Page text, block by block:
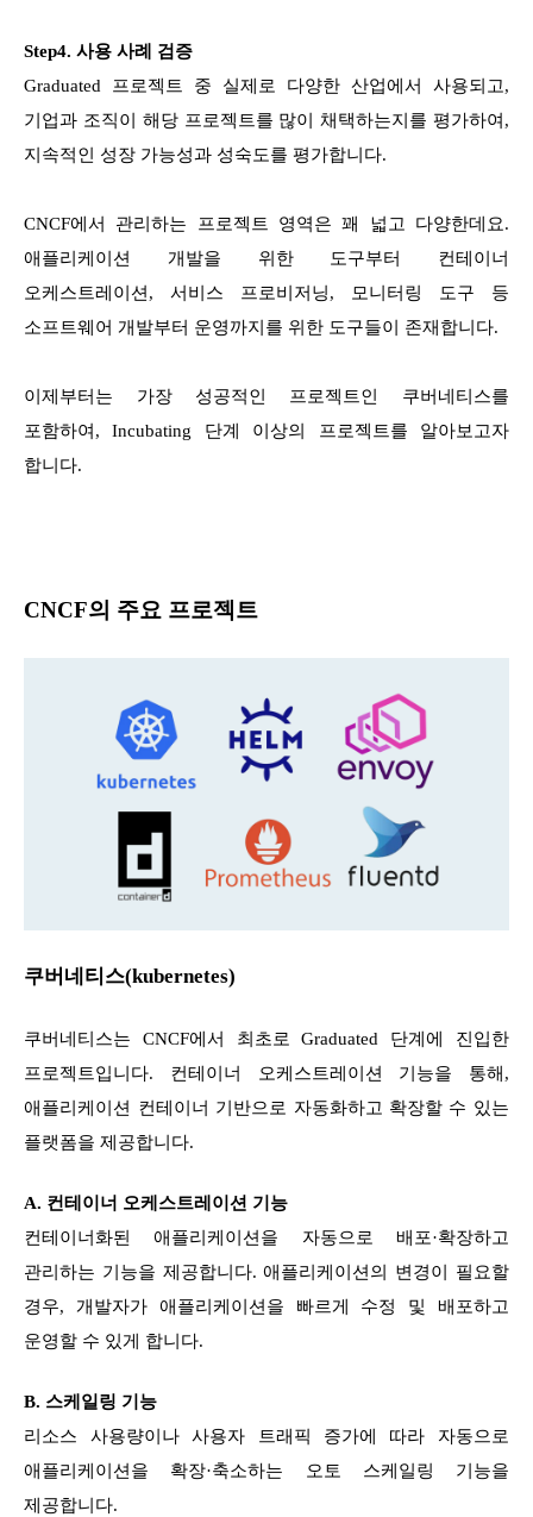
Step4. 사용 사례 검증
Graduated 프로젝트 중 실제로 다양한 산업에서 사용되고,
기업과 조직이 해당 프로젝트를 많이 채택하는지를 평가하여,
지속적인 성장 가능성과 성숙도를 평가합니다.
CNCF에서 관리하는 프로젝트 영역은 꽤 넓고 다양한데요.
애플리케이션 개발을 위한 도구부터 컨테이너
오케스트레이션, 서비스 프로비저닝, 모니터링 도구 등
소프트웨어 개발부터 운영까지를 위한 도구들이 존재합니다.
이제부터는 가장 성공적인 프로젝트인 쿠버네티스를
포함하여, Incubating 단계 이상의 프로젝트를 알아보고자
합니다.
CNCF의 주요 프로젝트
쿠버네티스(kubernetes)
쿠버네티스는 CNCF에서 최초로 Graduated 단계에 진입한
프로젝트입니다. 컨테이너 오케스트레이션 기능을 통해,
애플리케이션 컨테이너 기반으로 자동화하고 확장할 수 있는
플랫폼을 제공합니다.
A. 컨테이너 오케스트레이션 기능
컨테이너화된 애플리케이션을 자동으로 배포·확장하고
관리하는 기능을 제공합니다. 애플리케이션의 변경이 필요할
경우, 개발자가 애플리케이션을 빠르게 수정 및 배포하고
운영할 수 있게 합니다.
B. 스케일링 기능
리소스 사용량이나 사용자 트래픽 증가에 따라 자동으로
애플리케이션을 확장·축소하는 오토 스케일링 기능을
제공합니다.